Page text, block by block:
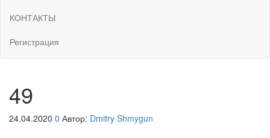
КОНТАКТЫ
Регистрация
49
24.04.2020 0 Автор: Dmitry Shmygun